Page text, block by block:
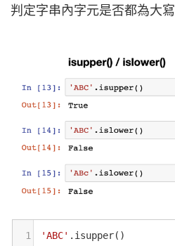
判定字串內字元是否都為大
1 'ABC' . isupper()